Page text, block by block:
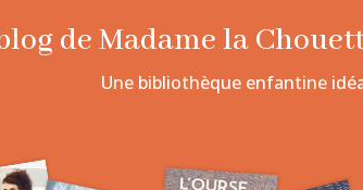
de Madame la
Une bibliothèque enfantine